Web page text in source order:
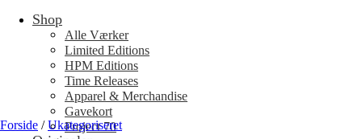
FortsætShop
Alle Værker
Limited Editions
HPM Editions
Time Releases
Apparel & Merchandise
Gavekort
Project 70
Forside / Ukategoriseret